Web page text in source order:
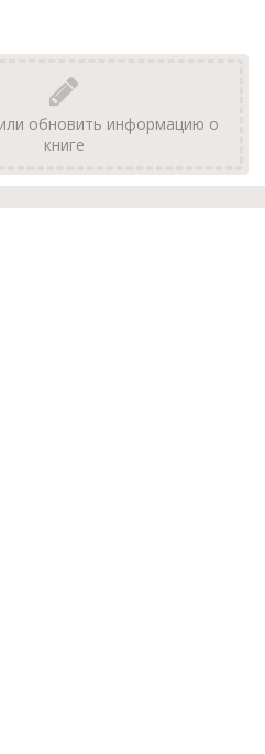
обновить информацию о
книге